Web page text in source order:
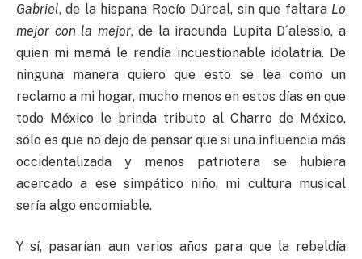
Gabriel, de la hispana Rocío Dúrcal, sin que faltara Lo
mejor con la mejor, de la iracunda Lupita D´alessio, a
quien mi mamá le rendía incuestionable idolatría. De
ninguna manera quiero que esto se lea como un
reclamo a mi hogar, mucho menos en estos días en que
todo México le brinda tributo al Charro de México,
sólo es que no dejo de pensar que si una influencia más
occidentalizada y menos patriotera se hubiera
acercado a ese simpático niño, mi cultura musical
sería algo encomiable.
Y sí, pasarían aun varios años para que la rebeldía